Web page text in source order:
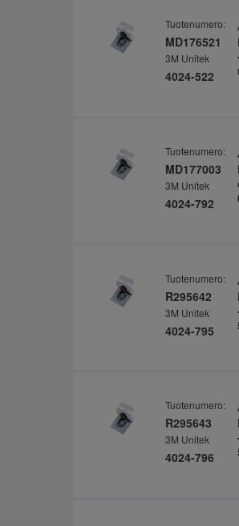
Tuotenumero:
MD176521
3M Unitek
4024-522
Tuotenumero:
MD177003
3M Unitek
4024-792
Tuotenumero:
R295642
3M Unitek
4024-795
Tuotenumero:
R295643
3M Unitek
4024-796